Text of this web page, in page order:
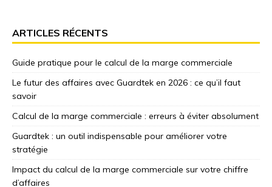
ARTICLES RÉCENTS
Guide pratique pour le calcul de la marge commerciale
Le futur des affaires avec Guardtek en 2026 : ce qu’il faut
savoir
Calcul de la marge commerciale : erreurs à éviter absolument
Guardtek : un outil indispensable pour améliorer votre
stratégie
Impact du calcul de la marge commerciale sur votre chiffre
d’affaires